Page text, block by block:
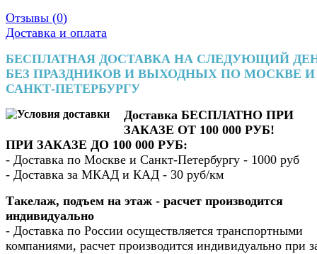
Отзывы (0)
Доставка и оплата
БЕСПЛАТНАЯ ДОСТАВКА НА СЛЕДУЮЩИЙ
БЕЗ ПРАЗДНИКОВ И ВЫХОДНЫХ ПО МОСКВЕ И
САНКТ-ПЕТЕРБУРГУ
Доставка БЕСПЛАТНО ПРИ
ЗАКАЗЕ ОТ 100 000 РУБ!
ПРИ ЗАКАЗЕ ДО 100 000 РУБ:
- Доставка по Москве и Санкт-Петербургу - 1000 руб
- Доставка за МКАД и КАД - 30 руб/км
Такелаж, подъем на этаж - расчет производится
индивидуально
- Доставка по России осуществляется транспортными
компаниями, расчет производится индивидуально при